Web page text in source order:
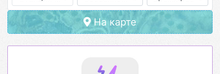
На карте